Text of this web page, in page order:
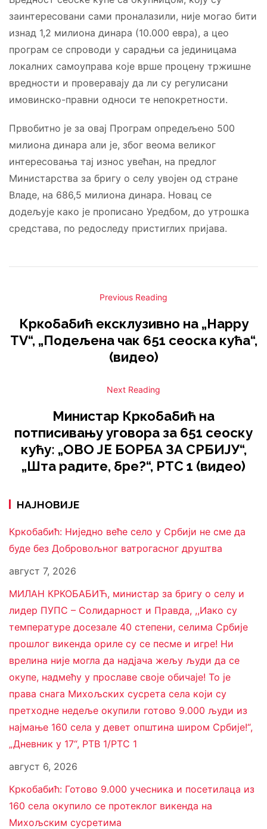
заинтересовани сами проналазили, није могао бити
изнад 1,2 милиона динара (10.000 евра), а цео
програм се спроводи у сарадњи са јединицама
локалних самоуправа које врше процену тржишне
вредности и проверавају да ли су регулисани
имовинско-правни односи те непокретности.
Првобитно је за овај Програм опредељено 500
милиона динара али је, због веома великог
интересовања тај износ увећан, на предлог
Министарства за бригу о селу увојен од стране
Владе, на 686,5 милиона динара. Новац се
додељује како је прописано Уредбом, до утрошка
средстава, по редоследу пристиглих пријава.
Previous Reading
Кркобабић ексклузивно на „Happy
TV“, „Подељена чак 651 сеоска кућа“,
(видео)
Next Reading
Министар Кркобабић на
потписивању уговора за 651 сеоску
кућу: „ОВО ЈЕ БОРБА ЗА СРБИЈУ“,
„Шта радите, бре?“, РТС 1 (видео)
НАЈНОВИЈЕ
Кркобабић: Ниједно веће село у Србији не сме да
буде без Добровољног ватрогасног друштва
август 7, 2026
МИЛАН КРКОБАБИЋ, министар за бригу о селу и
лидер ПУПС – Солидарност и Правда, ,,Иако су
температуре досезале 40 степени, селима Србије
прошлог викенда ориле су се песме и игре! Ни
врелина није могла да надјача жељу људи да се
окупе, надмећу у прославе своје обичаје! То је
права снага Михољских сусрета села који су
претходне недеље окупили готово 9.000 људи из
најмање 160 села у девет општина широм Србије!“,
„Дневник у 17“, РТВ 1/РТС 1
август 6, 2026
Кркобабић: Готово 9.000 учесника и посетилаца из
160 села окупило се протеклог викенда на
Михољским сусретима